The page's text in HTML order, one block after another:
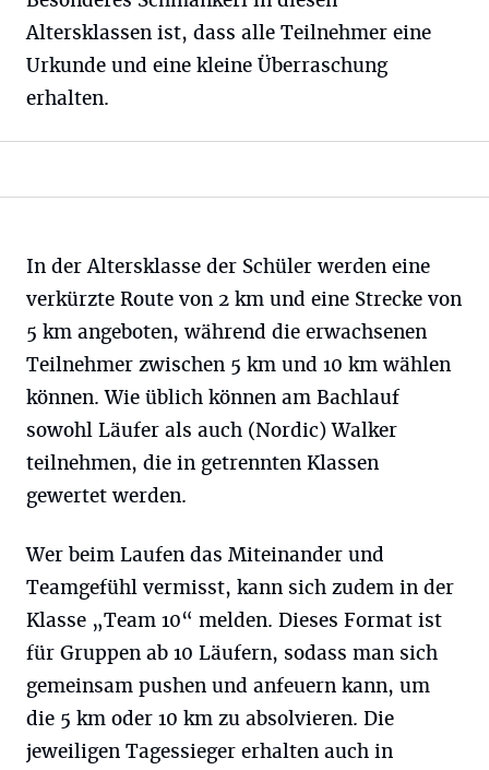
Altersklassen ist, dass alle Teilnehmer eine
Urkunde und eine kleine Überraschung
erhalten.
In der Altersklasse der Schüler werden eine
verkürzte Route von 2 km und eine Strecke von
5 km angeboten, während die erwachsenen
Teilnehmer zwischen 5 km und 10 km wählen
können. Wie üblich können am Bachlauf
sowohl Läufer als auch (Nordic) Walker
teilnehmen, die in getrennten Klassen
gewertet werden.
Wer beim Laufen das Miteinander und
Teamgefühl vermisst, kann sich zudem in der
Klasse „Team 10“ melden. Dieses Format ist
für Gruppen ab 10 Läufern, sodass man sich
gemeinsam pushen und anfeuern kann, um
die 5 km oder 10 km zu absolvieren. Die
jeweiligen Tagessieger erhalten auch in